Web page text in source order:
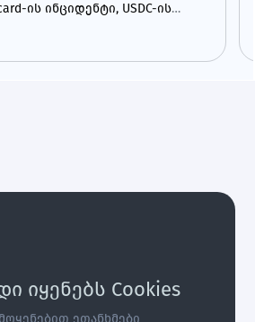
ის ინციდენტი, USDC-ის
იყენებს Cookies
ეთანხმები